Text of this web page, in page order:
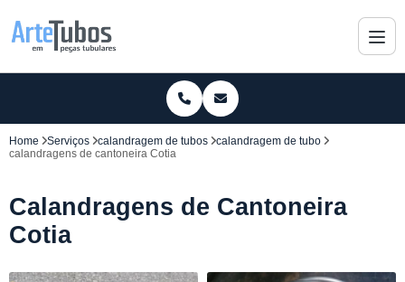
Home Serviços calandragem de tubos
calandragem de tubo
calandragens de cantoneira Cotia
Calandragens de Cantoneira
Cotia